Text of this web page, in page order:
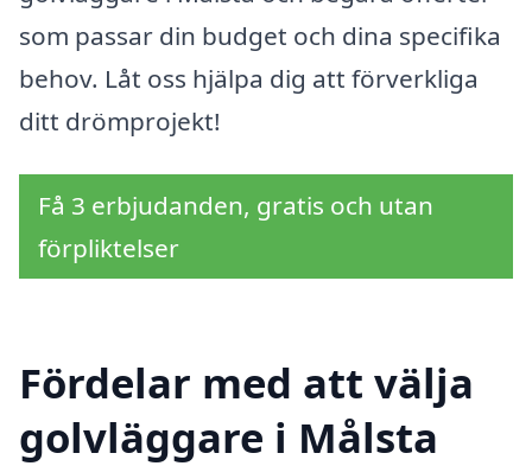
som passar din budget och dina specifika
behov. Låt oss hjälpa dig att förverkliga
ditt drömprojekt!
Få 3 erbjudanden, gratis och utan
förpliktelser
Fördelar med att välja
golvläggare i Målsta